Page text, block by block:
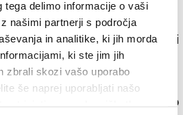
tega delimo informacije o vaši
našimi partnerji s področja
in analitike, ki jih morda
ki ste jim jih
zbrali skozi vašo uporabo
še naprej uporabljati našo
zgodovina in njena
takrat, ko smo zmožni stopiti
z očmi drugega, je razložil.
potezo. Fonda je
kot so vojne, ne pogojujejo